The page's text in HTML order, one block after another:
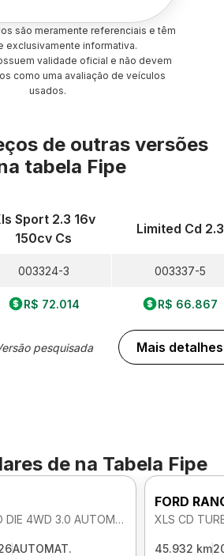
são meramente referenciais e têm
exclusivamente informativa.
validade oficial e não devem
como uma avaliação de veículos
usados.
de outras versões
tabela Fipe
Sport 2.3 16v
150cv Cs
003324-3
R$ 72.014
pesquisada
Limited Cd 2.3
003337-5
R$ 66.867
Mais detalhes
de na Tabela Fipe
LIMITED CD TURBO DIE 4WD 3.0 AUTOMATICO
AUTOMAT.
FORD
XLS CD
45.932 km